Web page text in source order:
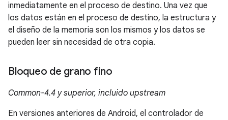
inmediatamente en el proceso de destino. Una vez que
los datos están en el proceso de destino, la estructura y
el diseño de la memoria son los mismos y los datos se
pueden leer sin necesidad de otra copia.
Bloqueo de grano fino
Common-4.4 y superior, incluido upstream
En versiones anteriores de Android, el controlador de